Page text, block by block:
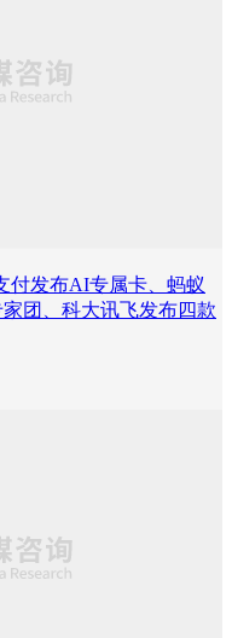
付发布AI专属卡、蚂蚁
团、科大讯飞发布四款